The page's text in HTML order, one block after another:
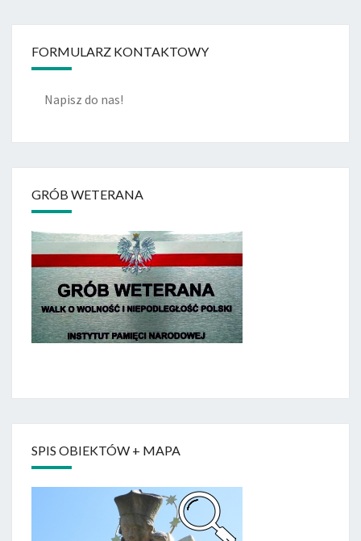
FORMULARZ KONTAKTOWY
Napisz do nas!
GRÓB WETERANA
SPIS OBIEKTÓW + MAPA